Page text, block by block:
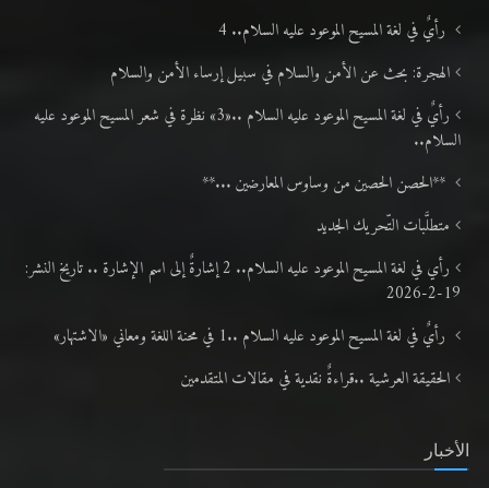
الهجرة: بحث عن الأمن والسلام في سبيل إرساء الأمن والسلام
رأيٌ في لغة المسيح الموعود عليه السلام ..«3» نظرة في شعر المسيح الموعود عليه
السلام..
**الحصن الحصين من وساوس المعارضين ...**
متطلَّبات التّحريك الجديد
رأيٌ في لغة المسيح الموعود عليه السلام ..1 في محنة اللغة ومعاني «الاشتهار»
الحقيقة العرشية ..قراءةٌ نقدية في مقالات المتقدمين
إمام الجماعة الإسلامية الأحمدية العالمية يؤكد أن العلم والدين